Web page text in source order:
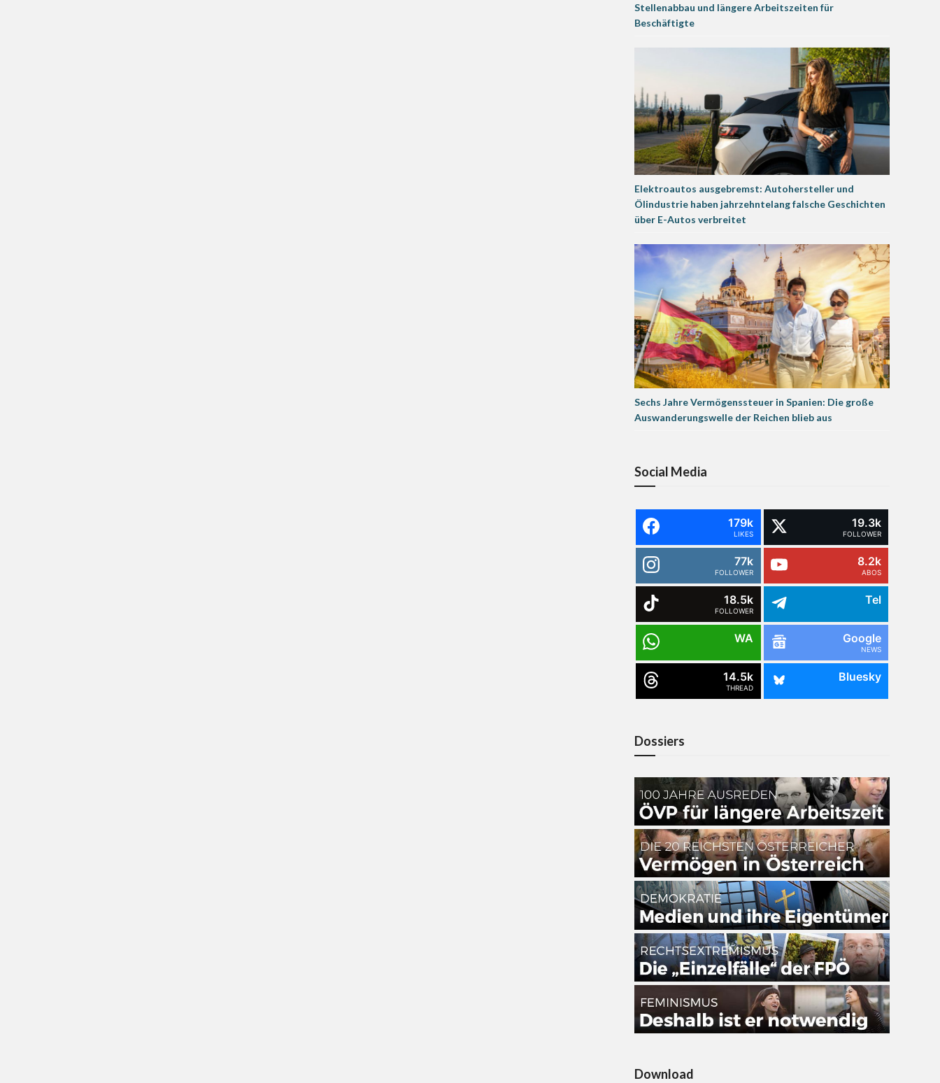
Stellenabbau und längere Arbeitszeiten für
Beschäftigte
Elektroautos ausgebremst: Autohersteller und
Ölindustrie haben jahrzehntelang falsche Geschichten
über E-Autos verbreitet
Sechs Jahre Vermögenssteuer in Spanien: Die große
Auswanderungswelle der Reichen blieb aus
Social Media
179k
LIKES
19.3k
FOLLOWER
77k
FOLLOWER
8.2k
ABOS
18.5k
FOLLOWER
Tel
WA Google
NEWS
14.5k
THREAD
Bluesky
Dossiers
Download